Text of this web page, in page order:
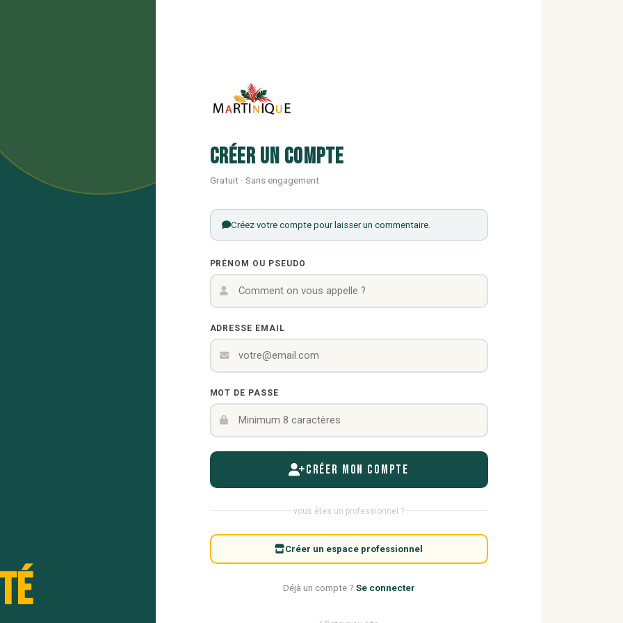
Créer un compte
Gratuit · Sans engagement
Créez votre compte pour laisser un commentaire.
PRÉNOM OU PSEUDO
ADRESSE EMAIL
MOT DE PASSE
Créer mon compte
vous êtes un professionnel ?
Créer un espace professionnel
Déjà un compte ? Se connecter